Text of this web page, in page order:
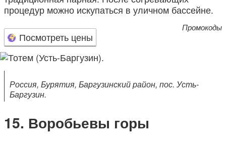
процедур можно искупаться в уличном бассейне.
Посмотреть цены
Промокоды
Россия, Бурятия, Баргузинский район, пос. Усть-
Баргузин.
Воробьевы горы